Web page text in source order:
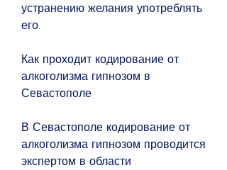
устранению желания употреблять
его.
Как проходит кодирование от
алкоголизма гипнозом в
Севастополе
В Севастополе кодирование от
алкоголизма гипнозом проводится
экспертом в области